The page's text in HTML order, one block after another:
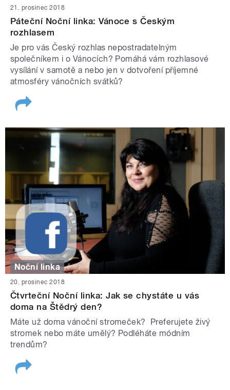
21. prosinec 2018
Páteční Noční linka: Vánoce s Českým
rozhlasem
Je pro vás Český rozhlas nepostradatelným
společníkem i o Vánocích? Pomáhá vám rozhlasové
vysílání v samotě a nebo jen v dotvoření příjemné
atmosféry vánočních svátků?
Noční linka
20. prosinec 2018
Čtvrteční Noční linka: Jak se chystáte u vás
doma na Štědrý den?
Máte už doma vánoční stromeček? Preferujete živý
stromek nebo máte umělý? Podléháte módním
trendům?